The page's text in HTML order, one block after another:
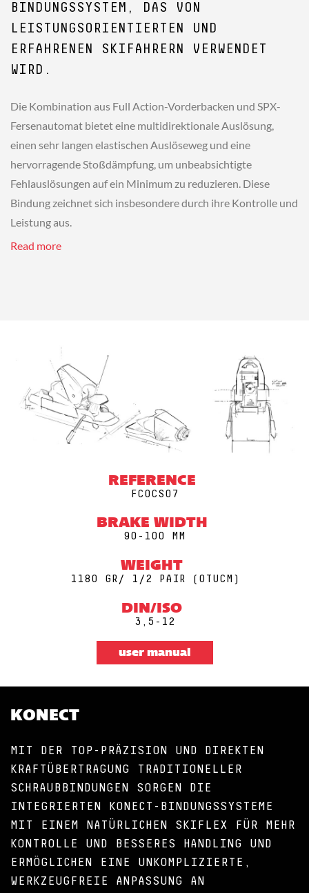
BINDUNGSSYSTEM, DAS VON
LEISTUNGSORIENTIERTEN UND
ERFAHRENEN SKIFAHRERN VERWENDET
WIRD.
Die Kombination aus Full Action-Vorderbacken und SPX-
Fersenautomat bietet eine multidirektionale Auslösung,
einen sehr langen elastischen Auslöseweg und eine
hervorragende Stoßdämpfung, um unbeabsichtigte
Fehlauslösungen auf ein Minimum zu reduzieren. Diese
Bindung zeichnet sich insbesondere durch ihre Kontrolle und
Leistung aus.
Read more
REFERENCE
FCOCS07
BRAKE WIDTH
90-100 MM
WEIGHT
1180 GR/ 1/2 PAIR (0TUCM)
DIN/ISO
3,5-12
user manual
KONECT
MIT DER TOP-PRÄZISION UND DIREKTEN
KRAFTÜBERTRAGUNG TRADITIONELLER
SCHRAUBBINDUNGEN SORGEN DIE
INTEGRIERTEN KONECT-BINDUNGSSYSTEME
MIT EINEM NATÜRLICHEN SKIFLEX FÜR MEHR
KONTROLLE UND BESSERES HANDLING UND
ERMÖGLICHEN EINE UNKOMPLIZIERTE,
WERKZEUGFREIE ANPASSUNG AN